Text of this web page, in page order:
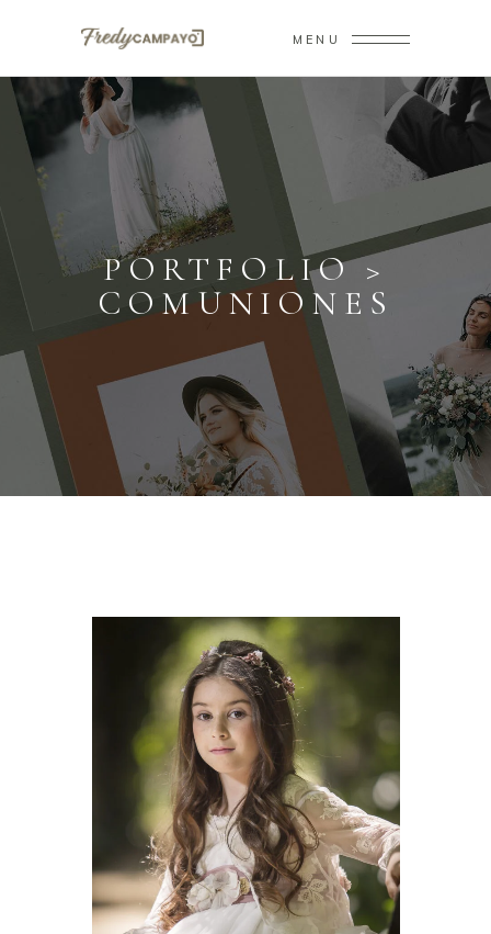
MENU
PORTFOLIO >
COMUNIONES